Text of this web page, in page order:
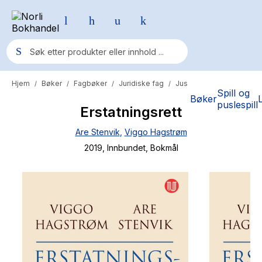
BøkerSpill og
puslespill
Populære søk
Fury Bound - Sable Sorensen
Hitster
Hypopressiv trening
Hjem / Bøker / Fagbøker / Juridiske fag / Jus
Erstatningsrett
Are Stenvik Viggo Hagstrøm
2019 , Innbundet, Bokmål